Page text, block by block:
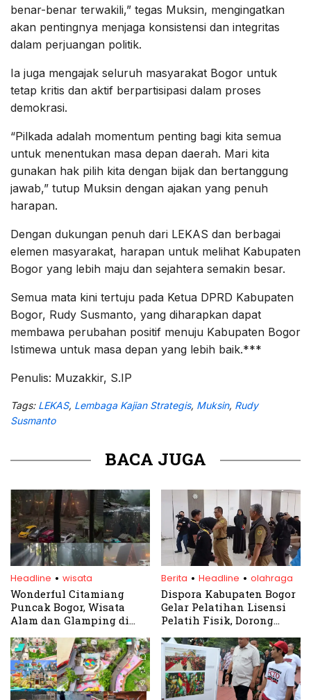
benar-benar terwakili,” tegas Muksin, mengingatkan
akan pentingnya menjaga konsistensi dan integritas
dalam perjuangan politik.
Ia juga mengajak seluruh masyarakat Bogor untuk
tetap kritis dan aktif berpartisipasi dalam proses
demokrasi.
“Pilkada adalah momentum penting bagi kita semua
untuk menentukan masa depan daerah. Mari kita
gunakan hak pilih kita dengan bijak dan bertanggung
jawab,” tutup Muksin dengan ajakan yang penuh
harapan.
Dengan dukungan penuh dari LEKAS dan berbagai
elemen masyarakat, harapan untuk melihat Kabupaten
Bogor yang lebih maju dan sejahtera semakin besar.
Semua mata kini tertuju pada Ketua DPRD Kabupaten
Bogor, Rudy Susmanto, yang diharapkan dapat
membawa perubahan positif menuju Kabupaten Bogor
Istimewa untuk masa depan yang lebih baik.***
Penulis: Muzakkir, S.IP
Tags: LEKAS, Lembaga Kajian Strategis, Muksin, Rudy
Susmanto
BACA JUGA
Headline . wisata
Wonderful Citamiang
Puncak Bogor, Wisata
Alam dan Glamping di
Berita . Headline . olahraga
Dispora Kabupaten Bogor
Gelar Pelatihan Lisensi
Pelatih Fisik, Dorong
SDM Olahraga